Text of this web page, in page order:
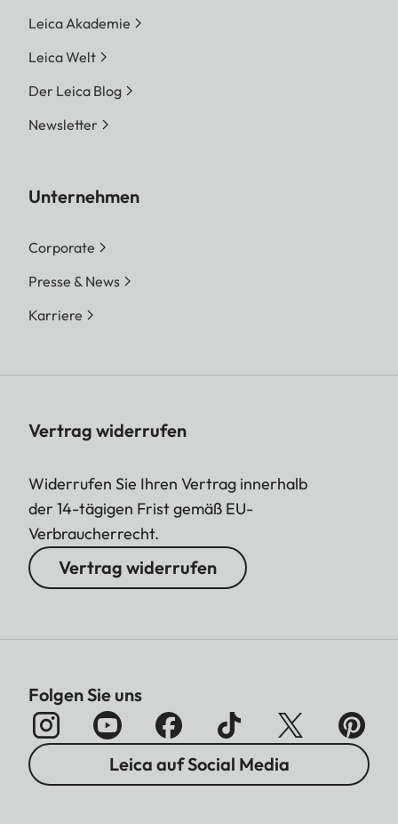
Leica Akademie
Leica Welt
Der Leica Blog
Newsletter
Unternehmen
Corporate
Presse & News
Karriere
Vertrag widerrufen
Widerrufen Sie Ihren Vertrag innerhalb
der 14-tägigen Frist gemäß EU-
Verbraucherrecht.
Vertrag widerrufen
Folgen Sie uns
Leica auf Social Media